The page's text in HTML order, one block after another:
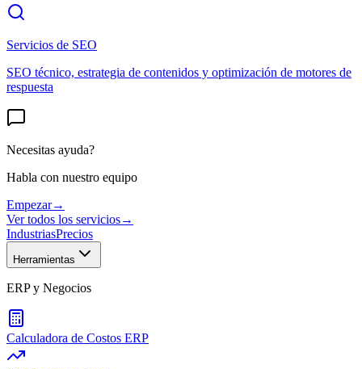
Servicios de SEO
SEO técnico, estrategia de contenidos y optimización de motores de
respuesta
Necesitas ayuda?
Habla con nuestro equipo
Empezar→
Ver todos los servicios→
IndustriasPrecios
Herramientas
ERP y Negocios
Calculadora de Costos ERP